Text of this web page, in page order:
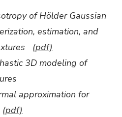
of Hölder Gaussian
estimation, and
(pdf)
3D modeling of
approximation for
(pdf)